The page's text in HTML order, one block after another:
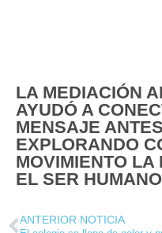
LA MEDIACIÓN
AYUDÓ A
MENSAJE
EXPLORANDO
MOVIMIENTO LA
EL SER
ANTERIOR NOTICIA